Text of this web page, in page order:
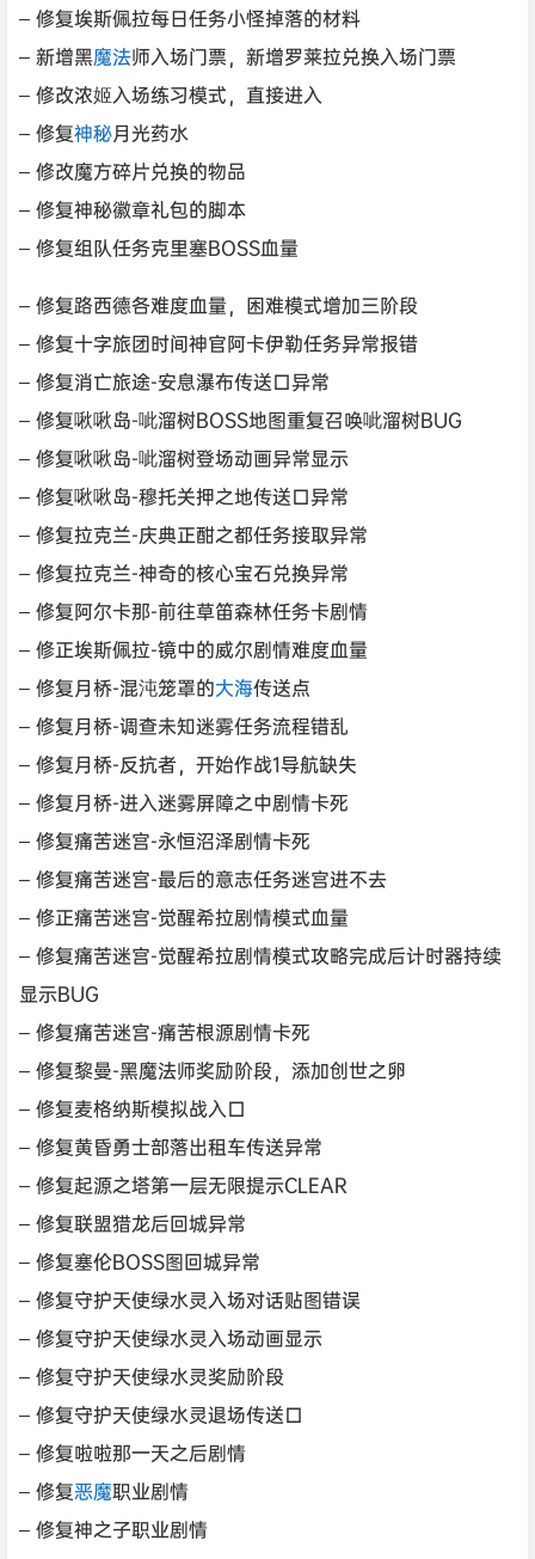
– 修复埃斯佩拉每日任务小怪掉落的材料
– 新增黑魔法师入场门票，新增罗莱拉兑换入场门票
– 修改浓姬入场练习模式，直接进入
– 修复神秘月光药水
– 修改魔方碎片兑换的物品
– 修复神秘徽章礼包的脚本
– 修复组队任务克里塞BOSS血量
– 修复路西德各难度血量，困难模式增加三阶段
– 修复十字旅团时间神官阿卡伊勒任务异常报错
– 修复消亡旅途-安息瀑布传送口异常
– 修复啾啾岛-呲溜树BOSS地图重复召唤呲溜树BUG
– 修复啾啾岛-呲溜树登场动画异常显示
– 修复啾啾岛-穆托关押之地传送口异常
– 修复拉克兰-庆典正酣之都任务接取异常
– 修复拉克兰-神奇的核心宝石兑换异常
– 修复阿尔卡那-前往草笛森林任务卡剧情
– 修正埃斯佩拉-镜中的威尔剧情难度血量
– 修复月桥-混沌笼罩的大海传送点
– 修复月桥-调查未知迷雾任务流程错乱
– 修复月桥-反抗者，开始作战1导航缺失
– 修复月桥-进入迷雾屏障之中剧情卡死
– 修复痛苦迷宫-永恒沼泽剧情卡死
– 修复痛苦迷宫-最后的意志任务迷宫进不去
– 修正痛苦迷宫-觉醒希拉剧情模式血量
– 修复痛苦迷宫-觉醒希拉剧情模式攻略完成后计时器持续
显示BUG
– 修复痛苦迷宫-痛苦根源剧情卡死
– 修复黎曼-黑魔法师奖励阶段，添加创世之卵
– 修复麦格纳斯模拟战入口
– 修复黄昏勇士部落出租车传送异常
– 修复起源之塔第一层无限提示CLEAR
– 修复联盟猎龙后回城异常
– 修复塞伦BOSS图回城异常
– 修复守护天使绿水灵入场对话贴图错误
– 修复守护天使绿水灵入场动画显示
– 修复守护天使绿水灵奖励阶段
– 修复守护天使绿水灵退场传送口
– 修复啦啦那一天之后剧情
– 修复恶魔职业剧情
– 修复神之子职业剧情